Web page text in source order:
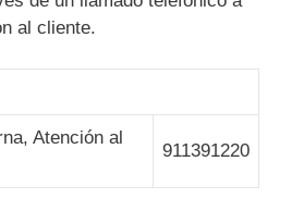
al cliente.
Atención al
911391220